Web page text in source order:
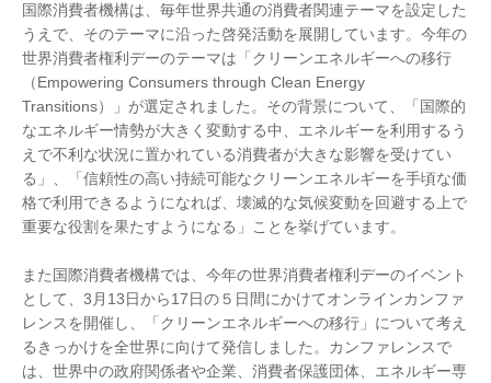
国際消費者機構は、毎年世界共通の消費者関連テーマを設定した
うえで、そのテーマに沿った啓発活動を展開しています。今年の
世界消費者権利デーのテーマは「クリーンエネルギーへの移行
（Empowering Consumers through Clean Energy
Transitions）」が選定されました。その背景について、「国際的
なエネルギー情勢が大きく変動する中、エネルギーを利用するう
えで不利な状況に置かれている消費者が大きな影響を受けてい
る」、「信頼性の高い持続可能なクリーンエネルギーを手頃な価
格で利用できるようになれば、壊滅的な気候変動を回避する上で
重要な役割を果たすようになる」ことを挙げています。
また国際消費者機構では、今年の世界消費者権利デーのイベント
として、3月13日から17日の５日間にかけてオンラインカンファ
レンスを開催し、「クリーンエネルギーへの移行」について考え
るきっかけを全世界に向けて発信しました。カンファレンスで
は、世界中の政府関係者や企業、消費者保護団体、エネルギー専